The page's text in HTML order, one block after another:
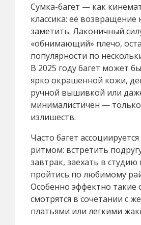
Сумка-багет — как
классика: её возвращение
заметить. Лаконичный
«обнимающий» плечо,
популярности по
В 2025 году багет может
ярко окрашенной кожи,
ручной вышивкой или
минималистичен —
излишеств.
Часто багет
ритмом: встретить
завтрак, заехать в студию
пройтись по любимому
Особенно эффектно такие
смотрятся в сочетании с
платьями или легкими